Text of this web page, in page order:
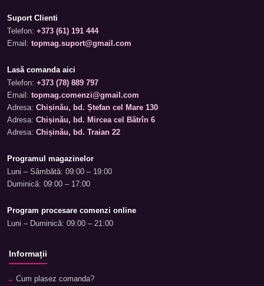
Suport Clienti
Telefon: +373 (61) 191 444
Email: topmag.suport@gmail.com
Lasă comanda aici
Telefon: +373 (78) 889 797
Email: topmag.comenzi@gmail.com
Adresa: Chișinău, bd. Ștefan cel Mare 130
Adresa: Chișinău, bd. Mircea cel Bătrîn 6
Adresa: Chișinău, bd. Traian 22
Programul magazinelor
Luni – Sâmbătă: 09:00 – 19:00
Duminică: 09:00 – 17:00
Program procesare comenzi online
Luni – Duminică: 09:00 – 21:00
Informații
Cum plasez comanda?